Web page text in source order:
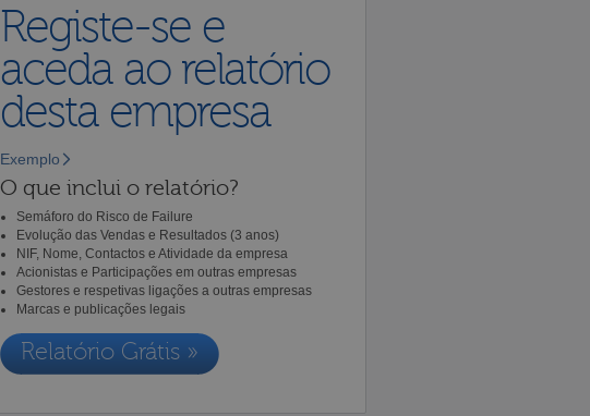
Registe-se e
aceda ao relatório
desta empresa
Exemplo
O que inclui o relatório?
Semáforo do Risco de Failure
Evolução das Vendas e Resultados (3 anos)
NIF, Nome, Contactos e Atividade da empresa
Acionistas e Participações em outras empresas
Gestores e respetivas ligações a outras empresas
Marcas e publicações legais
Relatório Grátis »